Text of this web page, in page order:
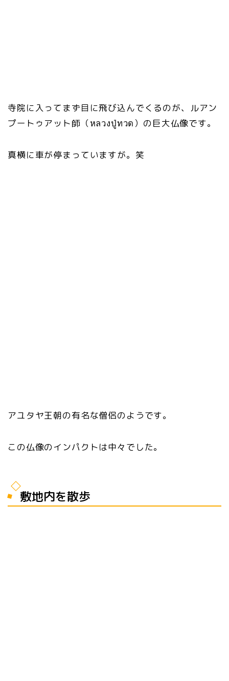
寺院に入ってまず目に飛び込んでくるのが、ルアン
プートゥアット師（หลวงปู่ทวด）の巨大仏像です。
真横に車が停まっていますが。笑
アユタヤ王朝の有名な僧侶のようです。
この仏像のインパクトは中々でした。
敷地内を散歩